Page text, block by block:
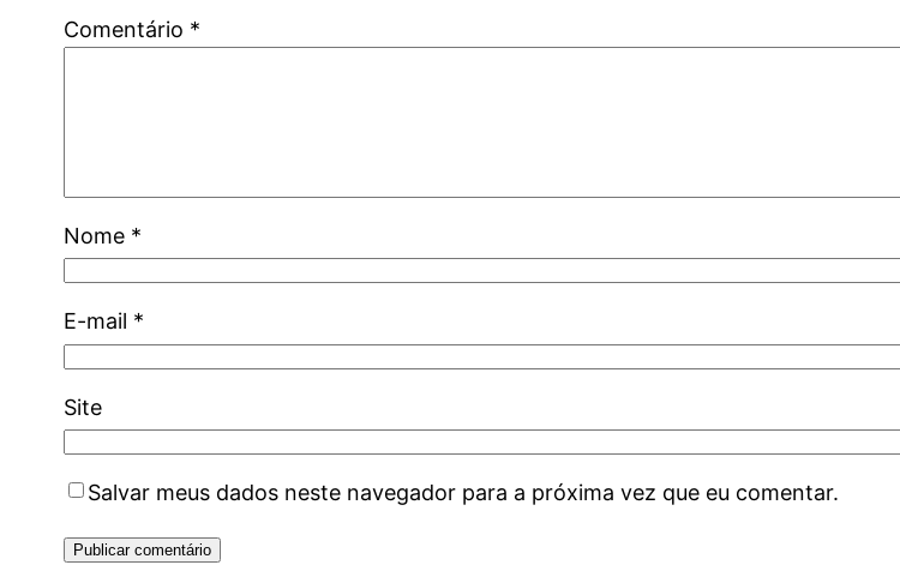
Comentário *
Nome *
E-mail *
Site
Salvar meus dados neste navegador para a próxima vez que eu comentar.